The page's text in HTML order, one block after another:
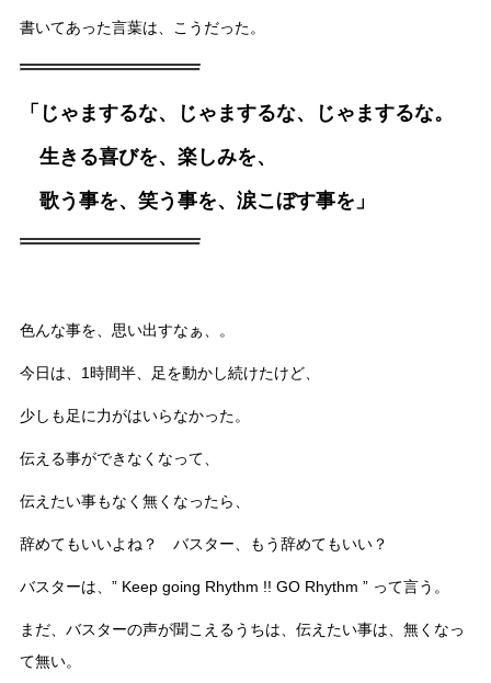
書いてあった言葉は、こうだった。
「じゃまするな、じゃまするな、じゃまするな。
生きる喜びを、楽しみを、
歌う事を、笑う事を、涙こぼす事を」
色んな事を、思い出すなぁ、。
今日は、1時間半、足を動かし続けたけど、
少しも足に力がはいらなかった。
伝える事ができなくなって、
伝えたい事もなく無くなったら、
辞めてもいいよね？ バスター、もう辞めてもいい？
バスターは、” Keep going Rhythm !! GO Rhythm ” って言う。
まだ、バスターの声が聞こえるうちは、伝えたい事は、無くなっ
て無い。